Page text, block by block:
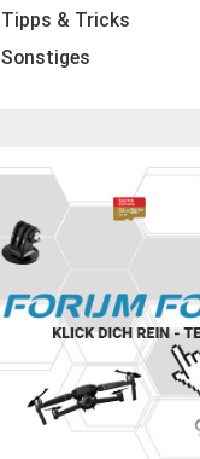
Tipps & Tricks
Sonstiges